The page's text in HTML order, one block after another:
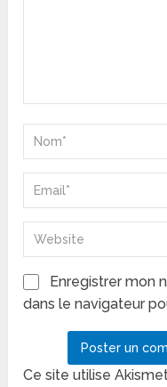
Enregistrer mon
dans le navigateur
Ce site utilise